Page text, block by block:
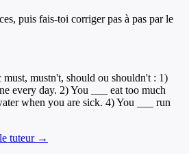
puis fais-toi corriger pas à pas par le
must, mustn't, should ou shouldn't : 1)
every day. 2) You ___ eat too much
when you are sick. 4) You ___ run
tuteur →